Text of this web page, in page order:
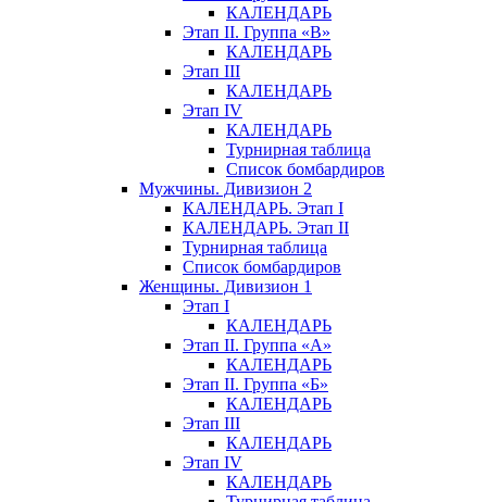
КАЛЕНДАРЬ
Этап II. Группа «В»
КАЛЕНДАРЬ
Этап III
КАЛЕНДАРЬ
Этап IV
КАЛЕНДАРЬ
Турнирная таблица
Список бомбардиров
Мужчины. Дивизион 2
КАЛЕНДАРЬ. Этап I
КАЛЕНДАРЬ. Этап II
Турнирная таблица
Список бомбардиров
Женщины. Дивизион 1
Этап I
КАЛЕНДАРЬ
Этап II. Группа «А»
КАЛЕНДАРЬ
Этап II. Группа «Б»
КАЛЕНДАРЬ
Этап III
КАЛЕНДАРЬ
Этап IV
КАЛЕНДАРЬ